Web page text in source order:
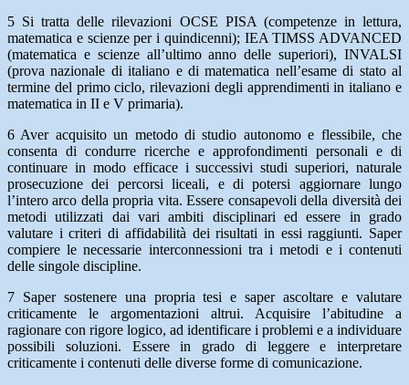
5 Si tratta delle rilevazioni OCSE PISA (competenze in lettura,
matematica e scienze per i quindicenni); IEA TIMSS ADVANCED
(matematica e scienze all’ultimo anno delle superiori), INVALSI
(prova nazionale di italiano e di matematica nell’esame di stato al
termine del primo ciclo, rilevazioni degli apprendimenti in italiano e
matematica in II e V primaria).
6 Aver acquisito un metodo di studio autonomo e flessibile, che
consenta di condurre ricerche e approfondimenti personali e di
continuare in modo efficace i successivi studi superiori, naturale
prosecuzione dei percorsi liceali, e di potersi aggiornare lungo
l’intero arco della propria vita. Essere consapevoli della diversità dei
metodi utilizzati dai vari ambiti disciplinari ed essere in grado
valutare i criteri di affidabilità dei risultati in essi raggiunti. Saper
compiere le necessarie interconnessioni tra i metodi e i contenuti
delle singole discipline.
7 Saper sostenere una propria tesi e saper ascoltare e valutare
criticamente le argomentazioni altrui. Acquisire l’abitudine a
ragionare con rigore logico, ad identificare i problemi e a individuare
possibili soluzioni. Essere in grado di leggere e interpretare
criticamente i contenuti delle diverse forme di comunicazione.